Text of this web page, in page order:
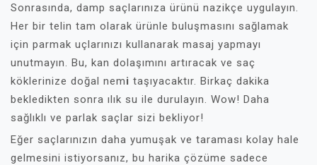
Sonrasında, damp saçlarınıza ürünü nazikçe uygulayın.
Her bir telin tam olarak ürünle buluşmasını sağlamak
için parmak uçlarınızı kullanarak masaj yapmayı
unutmayın. Bu, kan dolaşımını artıracak ve saç
köklerinize doğal nemi taşıyacaktır. Birkaç dakika
bekledikten sonra ılık su ile durulayın. Wow! Daha
sağlıklı ve parlak saçlar sizi bekliyor!
Eğer saçlarınızın daha yumuşak ve taraması kolay hale
gelmesini istiyorsanız, bu harika çözüme sadece